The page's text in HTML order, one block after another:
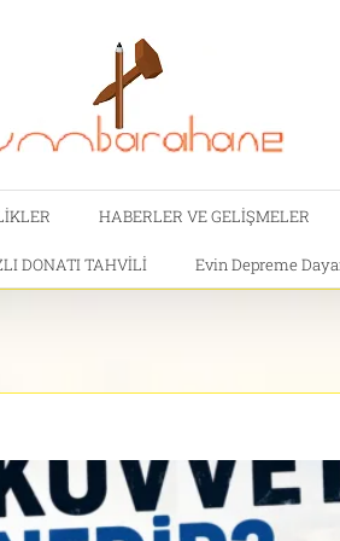
HABERLER VE GELİŞMELER
DONATI TAHVİLİ Evin Depreme